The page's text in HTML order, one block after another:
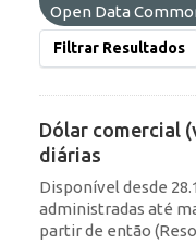
Open Data
Filtrar Resultados
Dólar comercial
diárias
Disponível desde
administradas até
partir de então